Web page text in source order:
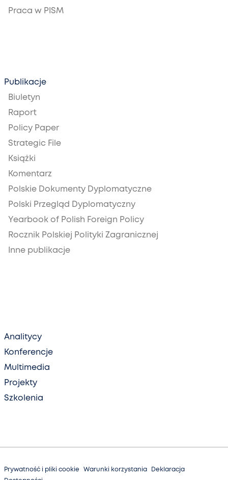
Praca w PISM
Publikacje
Biuletyn
Raport
Policy Paper
Strategic File
Książki
Komentarz
Polskie Dokumenty Dyplomatyczne
Polski Przegląd Dyplomatyczny
Yearbook of Polish Foreign Policy
Rocznik Polskiej Polityki Zagranicznej
Inne publikacje
Analitycy
Konferencje
Multimedia
Projekty
Szkolenia
Prywatność i pliki cookie Warunki korzystania
Deklaracja